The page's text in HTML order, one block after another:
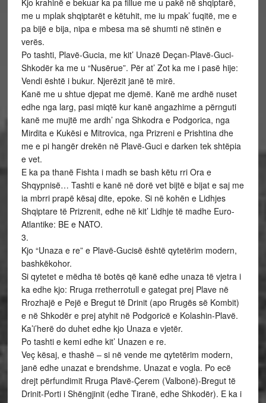
Kjo krahinë e bekuar ka pa fillue me u pakë në shqiptarë,
me u mplak shqiptarët e këtuhit, me iu mpak’ fuqitë, me e
pa bijë e bija, nipa e mbesa ma së shumti në stinën e
verës.
Po tashti, Plavë-Gucia, me kit’ Unazë Deçan-Plavë-Guci-
Shkodër ka me u “Nusërue”. Për at’ Zot ka me i pasë hije:
Vendi është i bukur. Njerëzit janë të mirë.
Kanë me u shtue djepat me djemë. Kanë me ardhë nuset
edhe nga larg, pasi miqtë kur kanë angazhime a përnguti
kanë me mujtë me ardh’ nga Shkodra e Podgorica, nga
Mirdita e Kukësi e Mitrovica, nga Prizreni e Prishtina dhe
me e pi hangër drekën në Plavë-Guci e darken tek shtëpia
e vet.
E ka pa thanë Fishta i madh se bash këtu rri Ora e
Shqypnisë… Tashti e kanë në dorë vet bijtë e bijat e saj me
ia mbrri prapë kësaj dite, epoke. Si në kohën e Lidhjes
Shqiptare të Prizrenit, edhe në kit’ Lidhje të madhe Euro-
Atlantike: BE e NATO.
3.
Kjo “Unaza e re” e Plavë-Gucisë është qytetërim modern,
bashkëkohor.
Si qytetet e mëdha të botës që kanë edhe unaza të vjetra i
ka edhe kjo: Rruga rretherrotull e gategat prej Plave në
Rrozhajë e Pejë e Bregut të Drinit (apo Rrugës së Kombit)
e në Shkodër e prej atyhit në Podgoricë e Kolashin-Plavë.
Ka’i’herë do duhet edhe kjo Unaza e vjetër.
Po tashti e kemi edhe kit’ Unazen e re.
Veç kësaj, e thashë – si në vende me qytetërim modern,
janë edhe unazat e brendshme. Unazat e vogla. Po ecë
drejt përfundimit Rruga Plavë-Çerem (Valbonë)-Bregut të
Drinit-Porti i Shëngjinit (edhe Tiranë, edhe Shkodër). E ka i